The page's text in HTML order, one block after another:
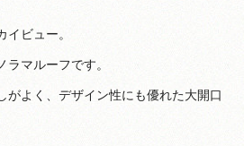
ビュー。
ラマルーフです。
がよく、デザイン性にも優れた大開口